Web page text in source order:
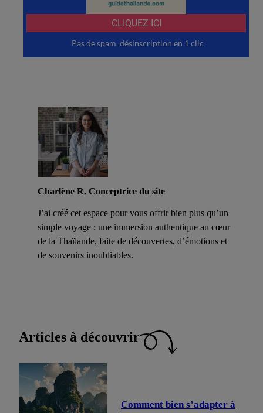
Charlène R. Conceptrice du site
J’ai créé cet espace pour vous offrir bien plus qu’un
simple voyage : une immersion authentique au cœur
de la Thaïlande, faite de découvertes, d’émotions et
de souvenirs inoubliables.
Articles à découvrir
Comment bien s’adapter à